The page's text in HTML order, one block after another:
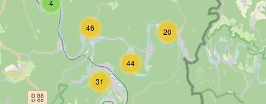
4
31
44
20
46